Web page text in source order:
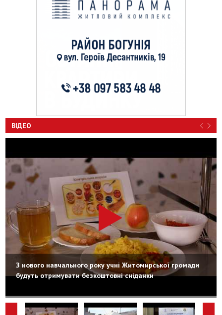
ВІДЕО
З нового навчального року учні Житомирської громади
будуть отримувати безкоштовні сніданки